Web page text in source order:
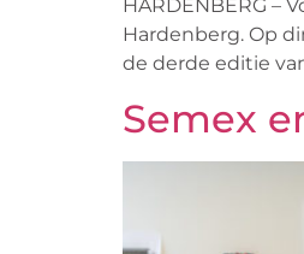
HARDENBERG –
Hardenberg. Op
de derde editie
Semex